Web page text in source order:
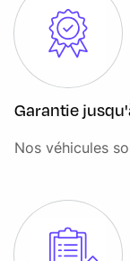
Finition Dark
InControl
Jantes 21''
Lumière
Mode
Palettes de
Pare-brise
Garantie
Nos véhicules